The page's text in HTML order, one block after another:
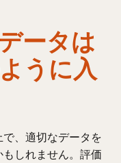
ータは
うに入
、適切なデータを
しれません。評価